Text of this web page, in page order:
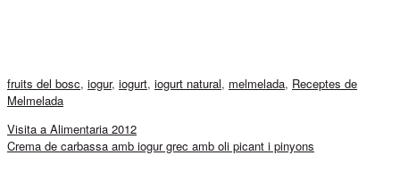
fruits del bosc, iogur, iogurt, iogurt natural, melmelada, Receptes de
Melmelada
Visita a Alimentaria 2012
Crema de carbassa amb iogur grec amb oli picant i pinyons